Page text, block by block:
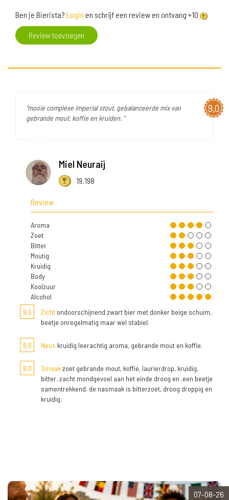
Ben je Bierista? Login en schrijf een review en ontvang +10
Review toevoegen
9,0
"mooie complexe imperial stout, gebalanceerde mix van
gebrande mout, koffie en kruiden. "
Miel Neuraij
19.198
Review
Aroma
Zoet
Bitter
Moutig
Kruidig
Body
Koolzuur
Alcohol
9,5
Zicht ondoorschijnend zwart bier met donker beige schuim,
beetje onregelmatig maar wel stabiel.
9,0 Neus kruidig leerachtig aroma, gebrande mout en koffie.
9,0 Smaakzoet gebrande mout, koffie, laurierdrop, kruidig,
bitter. zacht mondgevoel aan het einde droog en .een beetje
samentrekkend. de nasmaak is bitterzoet, droog droppig en
kruidig.
07-08-26